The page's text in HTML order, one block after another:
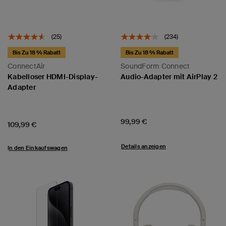
(25)
ConnectAir
Bis Zu 18 % Rabatt
Kabelloser HDMI-Display-
Adapter
Price:
109,99 €
In den Einkaufswagen
(234)
SoundForm Connect
Bis Zu 18 % Rabatt
Audio-Adapter mit AirPlay 2
Price:
99,99 €
Details anzeigen